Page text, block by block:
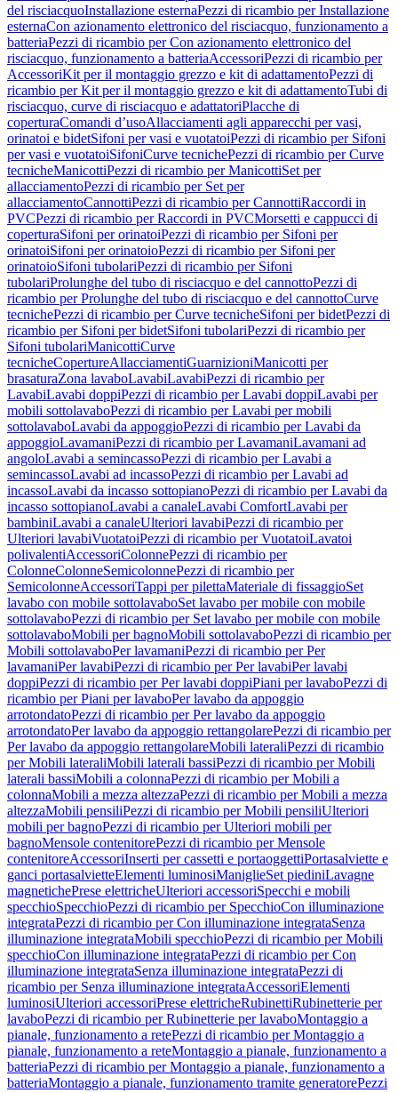
del risciacquoInstallazione esternaPezzi di ricambio per Installazione
esternaCon azionamento elettronico del risciacquo, funzionamento a
batteriaPezzi di ricambio per Con azionamento elettronico del
risciacquo, funzionamento a batteriaAccessoriPezzi di ricambio per
AccessoriKit per il montaggio grezzo e kit di adattamentoPezzi di
ricambio per Kit per il montaggio grezzo e kit di adattamentoTubi di
risciacquo, curve di risciacquo e adattatoriPlacche di
coperturaComandi d’usoAllacciamenti agli apparecchi per vasi,
orinatoi e bidetSifoni per vasi e vuotatoiPezzi di ricambio per Sifoni
per vasi e vuotatoiSifoniCurve tecnichePezzi di ricambio per Curve
tecnicheManicottiPezzi di ricambio per ManicottiSet per
allacciamentoPezzi di ricambio per Set per
allacciamentoCannottiPezzi di ricambio per CannottiRaccordi in
PVCPezzi di ricambio per Raccordi in PVCMorsetti e cappucci di
coperturaSifoni per orinatoiPezzi di ricambio per Sifoni per
orinatoiSifoni per orinatoioPezzi di ricambio per Sifoni per
orinatoioSifoni tubolariPezzi di ricambio per Sifoni
tubolariProlunghe del tubo di risciacquo e del cannottoPezzi di
ricambio per Prolunghe del tubo di risciacquo e del cannottoCurve
tecnichePezzi di ricambio per Curve tecnicheSifoni per bidetPezzi di
ricambio per Sifoni per bidetSifoni tubolariPezzi di ricambio per
Sifoni tubolariManicottiCurve
tecnicheCopertureAllacciamentiGuarnizioniManicotti per
brasaturaZona lavaboLavabiLavabiPezzi di ricambio per
LavabiLavabi doppiPezzi di ricambio per Lavabi doppiLavabi per
mobili sottolavaboPezzi di ricambio per Lavabi per mobili
sottolavaboLavabi da appoggioPezzi di ricambio per Lavabi da
appoggioLavamaniPezzi di ricambio per LavamaniLavamani ad
angoloLavabi a semincassoPezzi di ricambio per Lavabi a
semincassoLavabi ad incassoPezzi di ricambio per Lavabi ad
incassoLavabi da incasso sottopianoPezzi di ricambio per Lavabi da
incasso sottopianoLavabi a canaleLavabi ComfortLavabi per
bambiniLavabi a canaleUlteriori lavabiPezzi di ricambio per
Ulteriori lavabiVuotatoiPezzi di ricambio per VuotatoiLavatoi
polivalentiAccessoriColonnePezzi di ricambio per
ColonneColonneSemicolonnePezzi di ricambio per
SemicolonneAccessoriTappi per pilettaMateriale di fissaggioSet
lavabo con mobile sottolavaboSet lavabo per mobile con mobile
sottolavaboPezzi di ricambio per Set lavabo per mobile con mobile
sottolavaboMobili per bagnoMobili sottolavaboPezzi di ricambio per
Mobili sottolavaboPer lavamaniPezzi di ricambio per Per
lavamaniPer lavabiPezzi di ricambio per Per lavabiPer lavabi
doppiPezzi di ricambio per Per lavabi doppiPiani per lavaboPezzi di
ricambio per Piani per lavaboPer lavabo da appoggio
arrotondatoPezzi di ricambio per Per lavabo da appoggio
arrotondatoPer lavabo da appoggio rettangolarePezzi di ricambio per
Per lavabo da appoggio rettangolareMobili lateraliPezzi di ricambio
per Mobili lateraliMobili laterali bassiPezzi di ricambio per Mobili
laterali bassiMobili a colonnaPezzi di ricambio per Mobili a
colonnaMobili a mezza altezzaPezzi di ricambio per Mobili a mezza
altezzaMobili pensiliPezzi di ricambio per Mobili pensiliUlteriori
mobili per bagnoPezzi di ricambio per Ulteriori mobili per
bagnoMensole contenitorePezzi di ricambio per Mensole
contenitoreAccessoriInserti per cassetti e portaoggettiPortasalviette e
ganci portasalvietteElementi luminosiManiglieSet piediniLavagne
magnetichePrese elettricheUlteriori accessoriSpecchi e mobili
specchioSpecchioPezzi di ricambio per SpecchioCon illuminazione
integrataPezzi di ricambio per Con illuminazione integrataSenza
illuminazione integrataMobili specchioPezzi di ricambio per Mobili
specchioCon illuminazione integrataPezzi di ricambio per Con
illuminazione integrataSenza illuminazione integrataPezzi di
ricambio per Senza illuminazione integrataAccessoriElementi
luminosiUlteriori accessoriPrese elettricheRubinettiRubinetterie per
lavaboPezzi di ricambio per Rubinetterie per lavaboMontaggio a
pianale, funzionamento a retePezzi di ricambio per Montaggio a
pianale, funzionamento a reteMontaggio a pianale, funzionamento a
batteriaPezzi di ricambio per Montaggio a pianale, funzionamento a
batteriaMontaggio a pianale, funzionamento tramite generatorePezzi